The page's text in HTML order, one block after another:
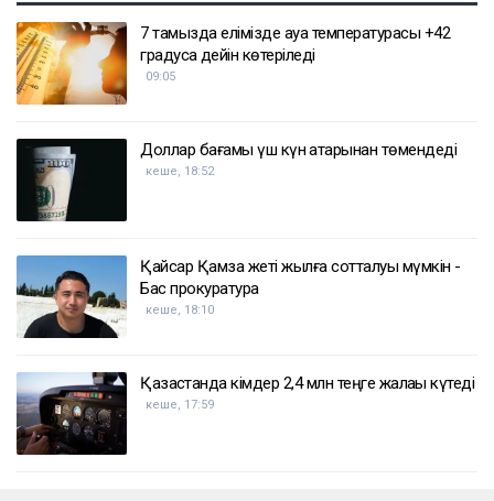
7 тамызда елімізде ауа температурасы +42
градусқа дейін көтеріледі
09:05
Доллар бағамы үш күн қатарынан төмендеді
кеше, 18:52
Қайсар Қамза жеті жылға сотталуы мүмкін -
Бас прокуратура
кеше, 18:10
Қазақстанда кімдер 2,4 млн теңге жалақы күтеді
кеше, 17:59